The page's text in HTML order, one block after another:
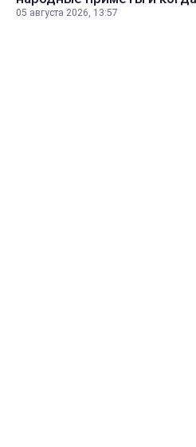
05 августа 2026, 13:57